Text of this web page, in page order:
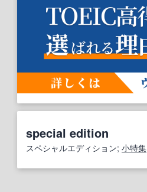
special edition
スペシャルエディション; 小特集